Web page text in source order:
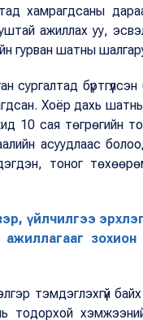
хамрагдсаны
ажиллах уу,
гурван шатны
бүртгүүлсэн
Хоёр дахь
10 сая төгрөгийн
асуудлаас
тоног
үйлчилгээ
зохион
тэмдэглэхгүй байх
тодорхой